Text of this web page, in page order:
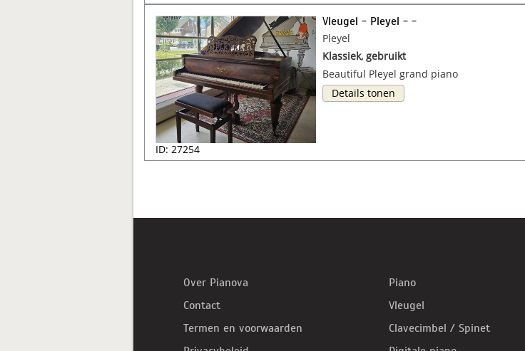
ID: 27254
Vleugel - Pleyel - -
Pleyel
Klassiek, gebruikt
Beautiful Pleyel grand piano
Details tonen
Over Pianova
Contact
Termen en voorwaarden
Piano
Vleugel
Clavecimbel / Spinet